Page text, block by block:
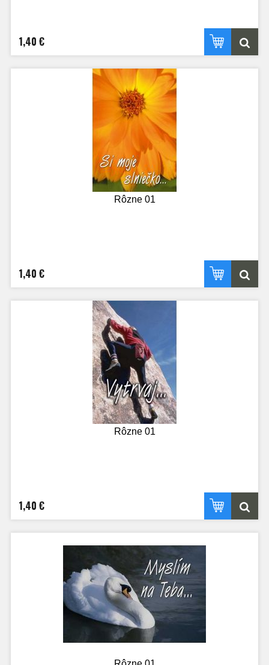
1,40 €
Rôzne 01
1,40 €
Rôzne 01
1,40 €